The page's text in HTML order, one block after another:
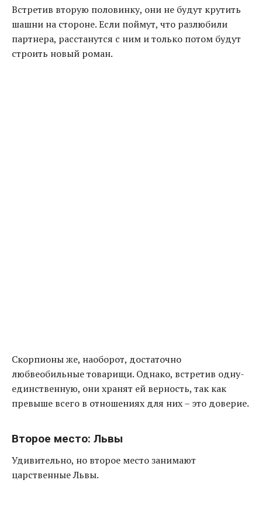
Встретив вторую половинку, они не будут крутить
шашни на стороне. Если поймут, что разлюбили
партнера, расстанутся с ним и только потом будут
строить новый роман.
Скорпионы же, наоборот, достаточно
любвеобильные товарищи. Однако, встретив одну-
единственную, они хранят ей верность, так как
превыше всего в отношениях для них – это доверие.
Второе место: Львы
Удивительно, но второе место занимают
царственные Львы.